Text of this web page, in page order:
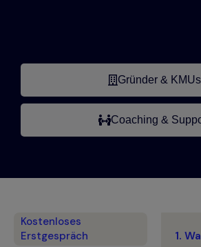
Gründer & KMUs
Coaching &
Kostenloses
Erstgespräch
1.